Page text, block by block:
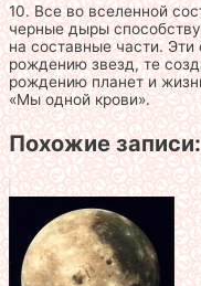
10. Все во вселенной
черные дыры
на составные части.
рождению звезд, те
рождению планет и
«Мы одной крови».
Похожие записи: